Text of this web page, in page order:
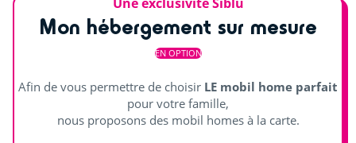
Distraire les enfants
Animations
Mon hébergement sur mesure
EN OPTION
Afin de vous permettre de choisir LE mobil home parfait
pour votre famille,
nous proposons des mobil homes à la carte.